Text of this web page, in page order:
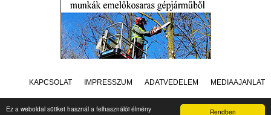
Rendben
Ez a weboldal sütiket használ a felhasználói élmény
KAPCSOLAT IMPRESSZUM ADATVÉDELEM MÉDIAAJÁNLAT